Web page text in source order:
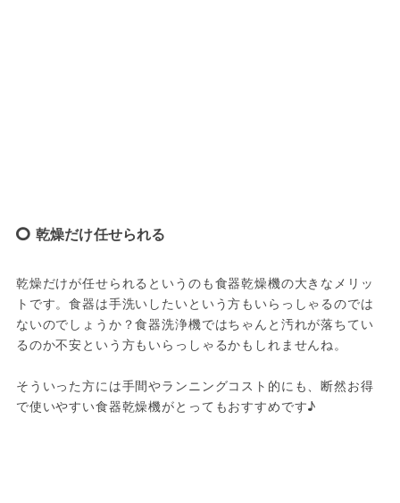
乾燥だけ任せられる
乾燥だけが任せられるというのも食器乾燥機の大きなメリッ
トです。食器は手洗いしたいという方もいらっしゃるのでは
ないのでしょうか？食器洗浄機ではちゃんと汚れが落ちてい
るのか不安という方もいらっしゃるかもしれませんね。
そういった方には手間やランニングコスト的にも、断然お得
で使いやすい食器乾燥機がとってもおすすめです♪